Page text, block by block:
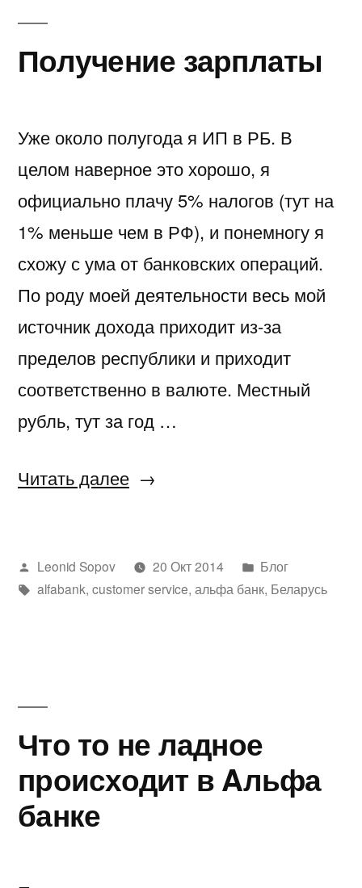
Получение зарплаты
Уже около полугода я ИП в РБ. В
целом наверное это хорошо, я
официально плачу 5% налогов (тут на
1% меньше чем в РФ), и понемногу я
схожу с ума от банковских операций.
По роду моей деятельности весь мой
источник дохода приходит из-за
пределов республики и приходит
соответственно в валюте. Местный
рубль, тут за год …
Читать далее«Получение
Написано
автором
Leonid Sopov 20 Окт 2014
Написано
в
Блог
Метки:
alfabank, customer service, альфа банк, Беларусь
Что то не ладное
происходит в Aльфа
банке